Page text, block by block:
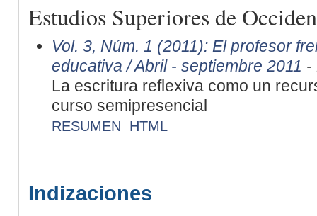
Estudios Superiores de
Vol. 3, Núm. 1 (2011): El profesor
educativa / Abril - septiembre 2011 -
La escritura reflexiva como un
curso semipresencial
RESUMEN HTML
Indizaciones